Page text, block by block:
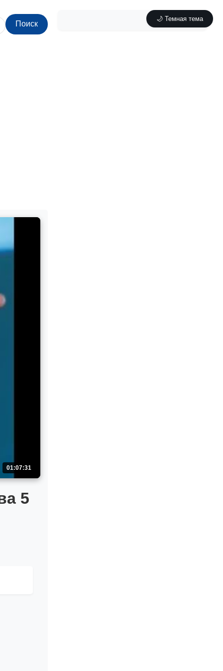
🌙 Темная тема
Поиск
01:07:31
5